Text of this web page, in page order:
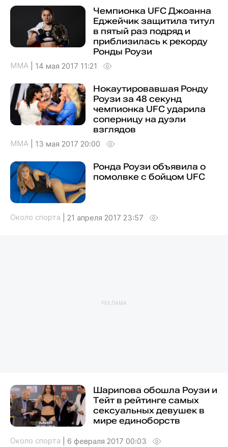
Чемпионка UFC Джоанна
Еджейчик защитила титул
в пятый раз подряд и
приблизилась к рекорду
Ронды Роузи
MMA 14 мая 2017 11:21
Нокаутировавшая Ронду
Роузи за 48 секунд
чемпионка UFC ударила
соперницу на дуэли
взглядов
MMA 13 мая 2017 20:00
Ронда Роузи объявила о
помолвке с бойцом UFC
Около спорта 21 апреля 2017 23:57
РЕКЛАМА
Шарипова обошла Роузи и
Тейт в рейтинге самых
сексуальных девушек в
мире единоборств
Около спорта 6 февраля 2017 00:03